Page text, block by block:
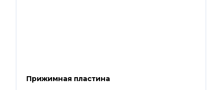
Прижимная пластина